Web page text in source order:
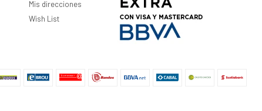
Mis direcciones
Wish List